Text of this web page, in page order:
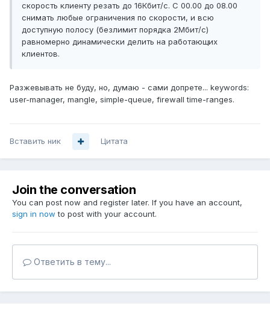
скорость клиенту резать до 16Кбит/с. С 00.00 до 08.00
снимать любые ограничения по скорости, и всю
доступную полосу (безлимит порядка 2Мбит/с)
равномерно динамически делить на работающих
клиентов.
Разжевывать не буду, но, думаю - сами допрете... keywords:
user-manager, mangle, simple-queue, firewall time-ranges.
Вставить ник Цитата
Join the conversation
You can post now and register later. If you have an account,
sign in now to post with your account.
Ответить в тему...